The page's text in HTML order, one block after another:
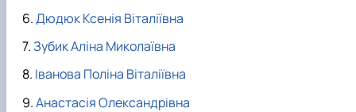
Дюдюк Ксенія Віталіївна
Зубик Аліна Миколаївна
Іванова Поліна Віталіївна
Анастасія Олександрівна